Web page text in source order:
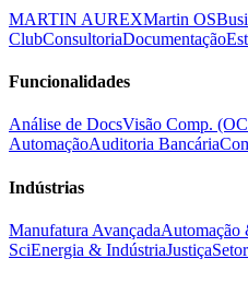
MARTIN AUREXMartin OS
ClubConsultoriaDocumentação
Funcionalidades
Análise de DocsVisão Comp.
AutomaçãoAuditoria Bancária
Indústrias
Manufatura AvançadaAutomação
SciEnergia & IndústriaJustiça